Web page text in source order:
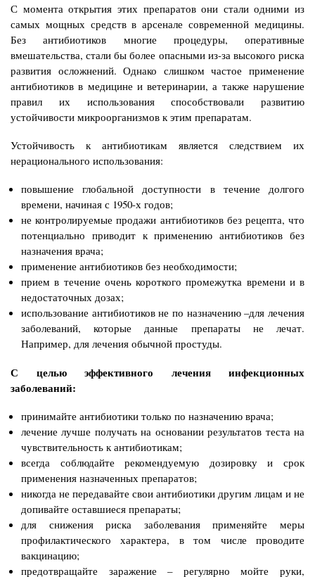
С момента открытия этих препаратов они стали одними из
самых мощных средств в арсенале современной медицины.
Без антибиотиков многие процедуры, оперативные
вмешательства, стали бы более опасными из-за высокого риска
развития осложнений. Однако слишком частое применение
антибиотиков в медицине и ветеринарии, а также нарушение
правил их использования способствовали развитию
устойчивости микроорганизмов к этим препаратам.
Устойчивость к антибиотикам является следствием их
нерационального использования:
повышение глобальной доступности в течение долгого
времени, начиная с 1950-х годов;
не контролируемые продажи антибиотиков без рецепта, что
потенциально приводит к применению антибиотиков без
назначения врача;
применение антибиотиков без необходимости;
прием в течение очень короткого промежутка времени и в
недостаточных дозах;
использование антибиотиков не по назначению –для лечения
заболеваний, которые данные препараты не лечат.
Например, для лечения обычной простуды.
С целью эффективного лечения инфекционных
заболеваний:
принимайте антибиотики только по назначению врача;
лечение лучше получать на основании результатов теста на
чувствительность к антибиотикам;
всегда соблюдайте рекомендуемую дозировку и срок
применения назначенных препаратов;
никогда не передавайте свои антибиотики другим лицам и не
допивайте оставшиеся препараты;
для снижения риска заболевания применяйте меры
профилактического характера, в том числе проводите
вакцинацию;
предотвращайте заражение – регулярно мойте руки,